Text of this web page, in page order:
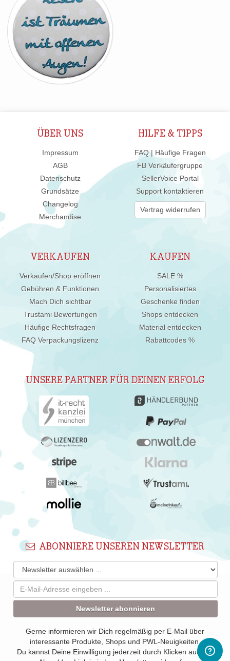
ÜBER UNS
Impressum
AGB
Datenschutz
Grundsätze
Changelog
Merchandise
HILFE & TIPPS
FAQ | Häufige Fragen
FB Verkäufergruppe
SellerVoice Portal
Support kontaktieren
Vertrag widerrufen
VERKAUFEN
Verkaufen/Shop eröffnen
Gebühren & Funktionen
Mach Dich sichtbar
Trustami Bewertungen
Häufige Rechtsfragen
FAQ Verpackungslizenz
KAUFEN
SALE %
Personalisiertes
Geschenke finden
Shops entdecken
Material entdecken
Rabattcodes %
UNSERE PARTNER FÜR DEINEN ERFOLG
ABONNIERE UNSEREN NEWSLETTER
Newsletter abonnieren
Gerne informieren wir Dich regelmäßig per E-Mail über
interessante Produkte, Shops und PWL-Neuigkeiten.
Du kannst Deine Einwilligung jederzeit durch Klicken auf den